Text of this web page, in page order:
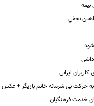
بیمه
نجفي
حرکت بی شرمانه خانم بازیگر + عکس